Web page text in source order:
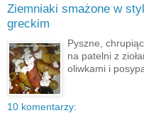
Ziemniaki smażone w
greckim
Pyszne,
na patelni z
oliwkami i
10 komentarzy: